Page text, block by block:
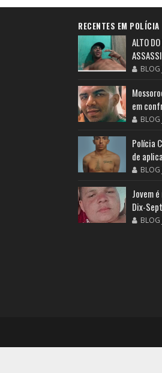
RECENTES EM POLÍCIA
ALTO
BLOG
em
BLOG
Polícia
de
BLOG
Jovem
Dix-
BLOG